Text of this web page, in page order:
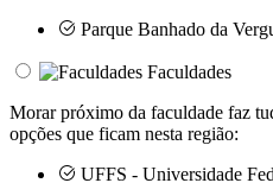
Parque Banhado da
Faculdades
Morar próximo da faculdade faz
opções que ficam nesta região:
UFFS - Universidade